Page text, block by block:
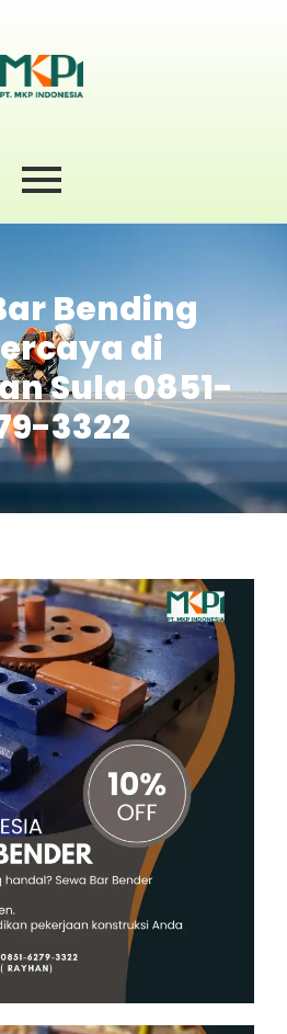
Bending
di
Sula 0851-
3322